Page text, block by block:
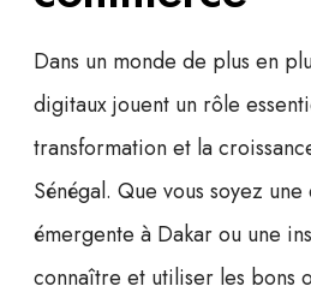
Dans un monde de plus en
digitauxjouent un rôle
transformation et la
Sénégal. Que vous soyez
émergente à Dakar ou une
connaître et utiliser les bons